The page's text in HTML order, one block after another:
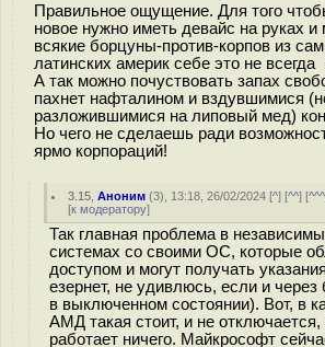
Правильное ощущение. Для того
новое нужно иметь девайс на руках и
всякие борцуны-против-корпов из
латинских америк себе это не всегда
А так можно почуствовать запах
пахнет нафталином и вздувшимися
разложившимися на липовый мед)
Но чего не сделаешь ради
ярмо корпораций!
3.15 ,Аноним (3), 13:18, 26/02/2024 [^] [^^] [^^^
[к модератору]
Так главная проблема в
системах со своими ОС, которые
доступом и могут получать
езернет, не удивлюсь, если и
в выключенном состоянии). Вот, в
АМД такая стоит, и не
работает ничего. Майкрософт